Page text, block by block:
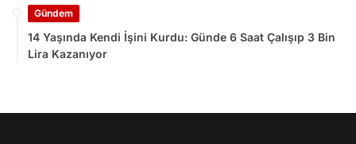
Gündem
14 Yaşında Kendi İşini Kurdu: Günde 6 Saat Çalışıp 3 Bin
Lira Kazanıyor